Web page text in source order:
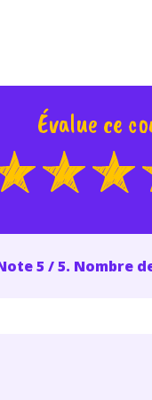
Évalue ce
5 / 5. Nombre
code d'accès sera envoyé à
24h. Pour en savoir plus sur